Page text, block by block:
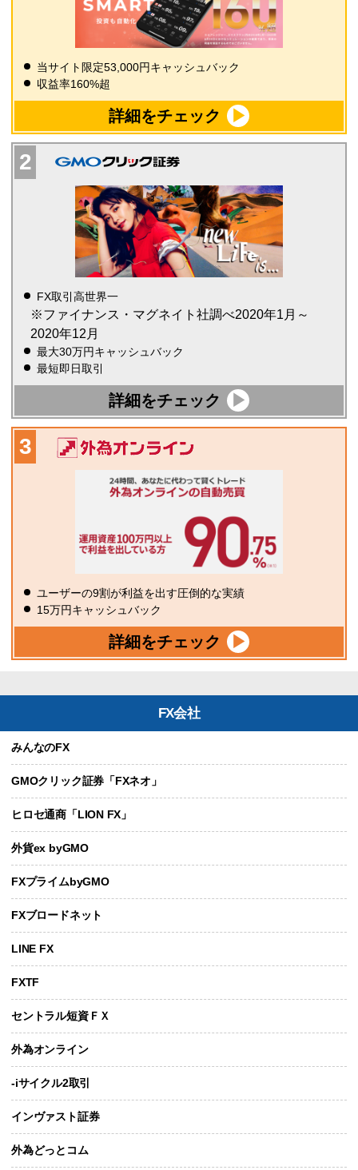
当サイト限定53,000円キャッシュバック
収益率160%超
詳細をチェック
FX取引高世界一
※ファイナンス・マグネイト社調べ2020年1月～
2020年12月
最大30万円キャッシュバック
最短即日取引
詳細をチェック
ユーザーの9割が利益を出す圧倒的な実績
15万円キャッシュバック
詳細をチェック
FX会社
みんなのFX
GMOクリック証券「FXネオ」
ヒロセ通商「LION FX」
外貨ex byGMO
FXプライムbyGMO
FXブロードネット
LINE FX
FXTF
セントラル短資ＦＸ
外為オンライン
-iサイクル2取引
インヴァスト証券
外為どっとコム